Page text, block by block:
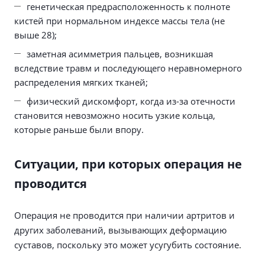
генетическая предрасположенность к полноте
кистей при нормальном индексе массы тела (не
выше 28);
заметная асимметрия пальцев, возникшая
вследствие травм и последующего неравномерного
распределения мягких тканей;
физический дискомфорт, когда из-за отечности
становится невозможно носить узкие кольца,
которые раньше были впору.
Ситуации, при которых операция не
проводится
Операция не проводится при наличии артритов и
других заболеваний, вызывающих деформацию
суставов, поскольку это может усугубить состояние.